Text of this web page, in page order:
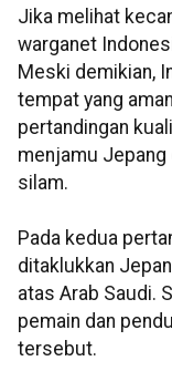
Jika melihat
warganet
Meski demikian,
tempat yang
pertandingan
menjamu Jepang
silam.
Pada kedua
ditaklukkan
atas Arab Saudi.
pemain dan
tersebut.